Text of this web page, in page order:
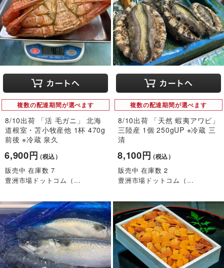
複数の配達期間が選べます
8/10出荷 「活 毛ガニ」 北海
道根室・苫小牧産他 1杯 470g
前後 ※冷蔵 泉久
6,900円（税込）
販売中 在庫数 7
豊洲市場ドットコム（...
複数の配達期間が選べます
8/10出荷 「天然 蝦夷アワビ」
三陸産 1個 250gUP ※冷蔵 三
清
8,100円（税込）
販売中 在庫数 2
豊洲市場ドットコム（...